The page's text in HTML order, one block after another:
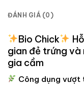
ĐÁNH GIÁ (0)
Bio Chick
gian đẻ trứng
gia cầm
Công dụng vượt